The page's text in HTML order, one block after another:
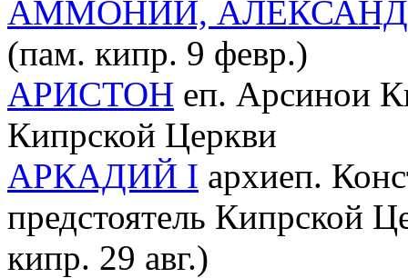
АММОНИЙ,
(пам. кипр. 9 февр.)
АРИСТОН еп. Арсинои
Кипрской Церкви
АРКАДИЙ I архиеп.
предстоятель Кипрской
кипр. 29 авг.)